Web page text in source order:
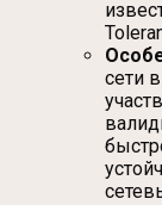
сети